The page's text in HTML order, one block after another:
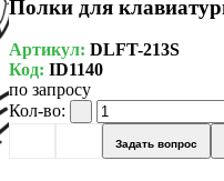
Полки для
Артикул: DLFT-213S
Код: ID1140
по запросу
Кол-во:
Задать вопрос